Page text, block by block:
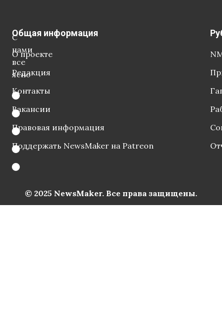
С
нами
все
ясно
Общая информация
О проекте
Редакция
Контакты
Вакансии
Правовая информация
Поддержать NewsMaker на Patreon
© 2025 NewsMaker. Все права защищены.